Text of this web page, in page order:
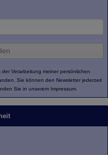
Verarbeitung meiner persönlichen
Sie können den Newsletter jederzeit
Sie in unserem Impressum.